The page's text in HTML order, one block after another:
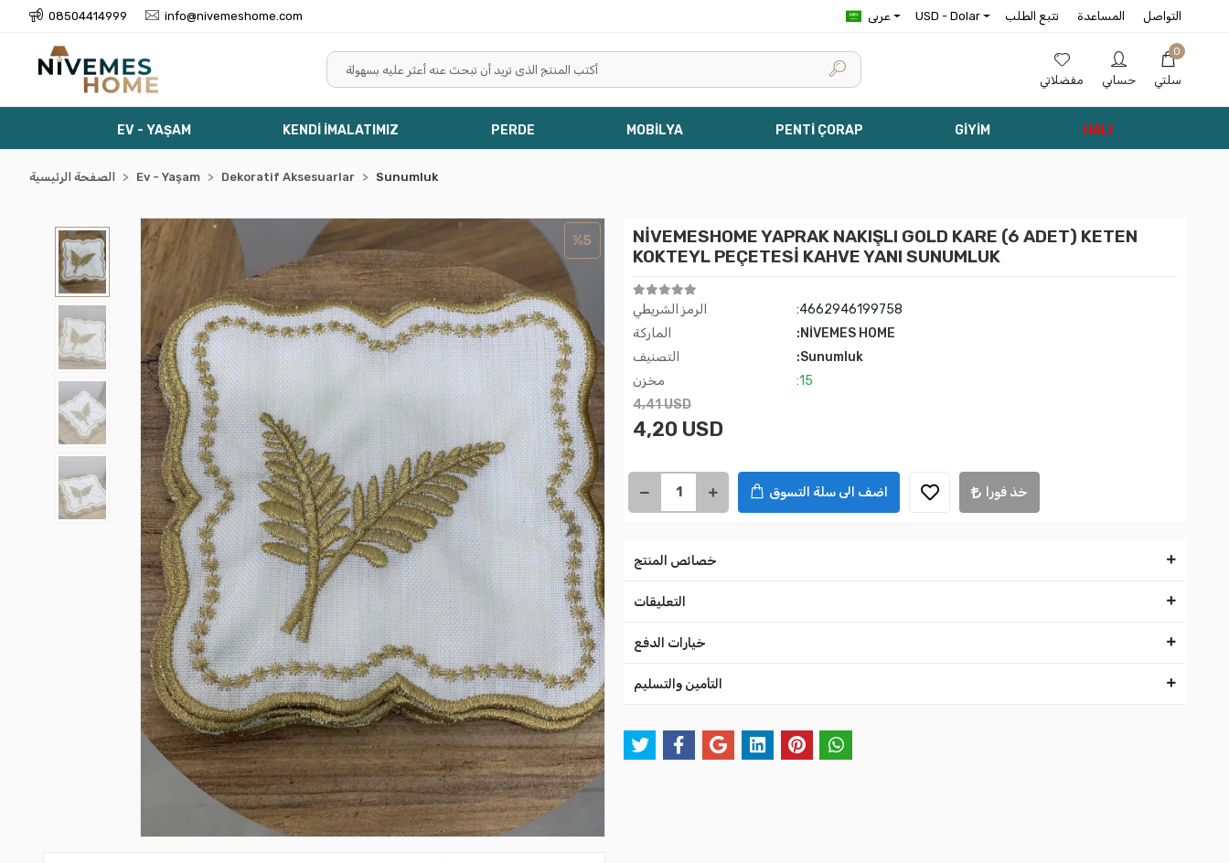
08504414999 info@nivemeshome.com عربى USD - Dolar تتبع الطلب المساعدة التواصل
مفضلاتي حسابي
0
سلتي
EV - YAŞAM KENDİ İMALATIMIZ PERDE MOBİLYA PENTİ ÇORAP GİYİM HALI
الصفحة الرئيسية Ev - Yaşam Dekoratif Aksesuarlar Sunumluk
%5
NİVEMESHOME YAPRAK NAKIŞLI GOLD KARE (6 ADET) KETEN
KOKTEYL PEÇETESİ KAHVE YANI SUNUMLUK
الرمز الشريطي
:4662946199758
الماركة
:NİVEMES HOME
التصنيف
:Sunumluk
مخزن
:15
4,41 USD
4,20 USD
اضف الى سلة التسوق خذ فورا
خصائص المنتج
التعليقات
خيارات الدفع
التأمين والتسليم